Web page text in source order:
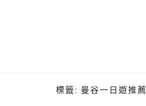
標籤: 曼谷一日遊推薦